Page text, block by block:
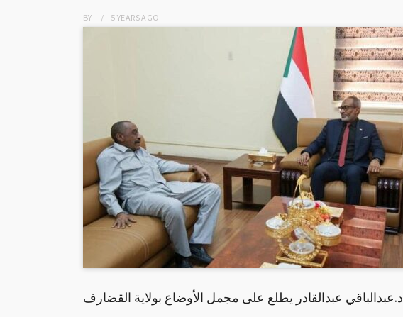
BY 5 YEARSAGO
د.عبدالباقي عبدالقادر يطلع على مجمل الأوضاع بولاية القضارف